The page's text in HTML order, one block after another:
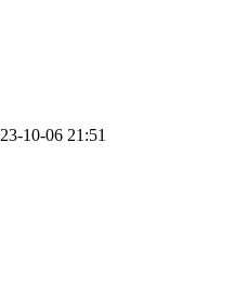
23-10-06 21:51